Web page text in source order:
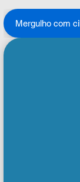
Mergulho com